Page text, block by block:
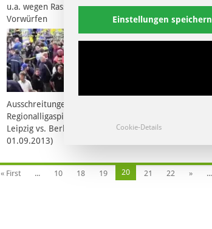
u.a. wegen Rassismus
Vorwürfen
Pokalspiel SV
am 06.09.2013
Ausschreitungen beim
Regionalligaspiel von Lok
Leipzig vs. Berliner AK 07 (am
01.09.2013)
« First ... 10 18 19 20 21 22 » ...
Einstellungen
Cookie-Details